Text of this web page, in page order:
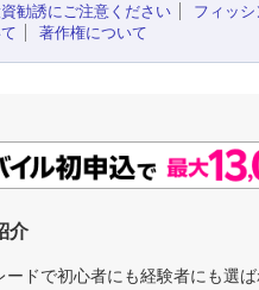
勧誘にご注意ください
フィッ
著作権について
介
ドで初心者にも経験者にも選